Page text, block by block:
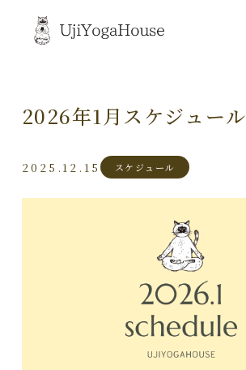
2026年1月スケジュール
2025.12.15 スケジュール